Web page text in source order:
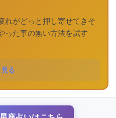
れがどっと押し寄せてきそ
った事の無い方法を試す
る